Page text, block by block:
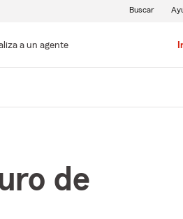
a un agente
Buscar
de